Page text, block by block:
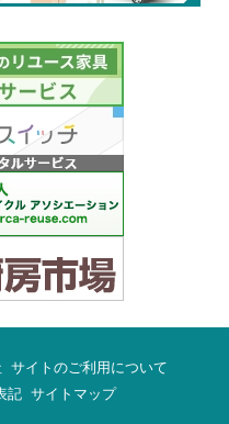
サイトのご利用について
記 サイトマップ